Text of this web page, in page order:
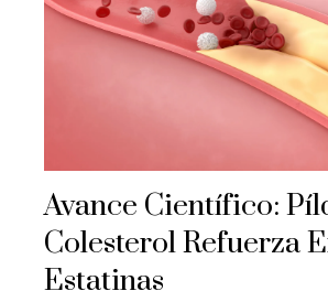
Avance Científico:
Colesterol Refuerza
Estatinas